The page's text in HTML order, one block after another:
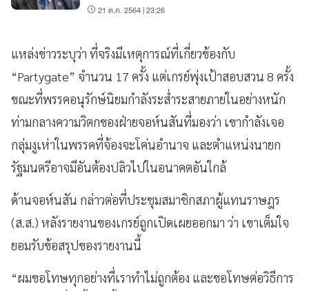
21 ต.ค. 2564 | 23:26
แหล่งข่าวระบุว่า ที่จริงมีเหตุการณ์ที่เกี่ยวข้องกับ
“Partygate” จำนวน 17 ครั้ง แต่เกรย์พุ่งเป้าสอบสวน 8 ครั้ง
ขณะที่พรรคอนุรักษ์นิยมกำลังระส่ำระสายภายในอย่างหนัก
ท่ามกลางความวิตกของฝ่ายจอห์นสันที่มองว่า เขากำลังเจอ
กลุ่มงูเห่าในพรรคที่จ้องจะโค่นอำนาจ และตำแหน่งนายก
รัฐมนตรีอาจมีอันต้องปลิวไปในอนาคตอันใกล้
ด้านจอห์นสัน กล่าวต่อที่ประชุมสมาชิกสภาผู้แทนราษฎร
(ส.ส.) หลังรายงานของเกรย์ถูกเปิดเผยออกมา ว่า เขาเต็มใจ
ยอมรับข้อสรุปของรายงานนี้
“ผมขอโทษทุกอย่างที่เราทำไม่ถูกต้อง และขอโทษต่อวิธีการ